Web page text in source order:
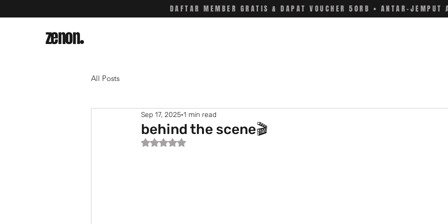
DAFTAR MEMBER GRATIS & DAPAT VOUCHER 50RB • ANTAR-JEMPUT
zenon.
All Posts
behind the scene🎬
Sep 17, 2025 1 min read
Rated NaN out of 5 stars.